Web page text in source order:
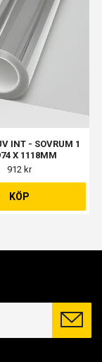
INT - SOVRUM 1
X 1118MM
912 kr
KÖP